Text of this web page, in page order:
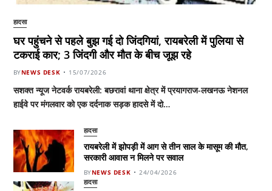
हादसा
घर पहुंचने से पहले बुझ गई दो जिंदगियां, रायबरेली में पुलिया से
टकराई कार; 3 जिंदगी और मौत के बीच जूझ रहे
BYNEWS DESK 15/07/2026
सशक्त न्यूज नेटवर्क रायबरेली: बछरावां थाना क्षेत्र में प्रयागराज-लखनऊ नेशनल
हाईवे पर मंगलवार को एक दर्दनाक सड़क हादसे में दो…
हादसा
रायबरेली में झोपड़ी में आग से तीन साल के मासूम की मौत,
सरकारी आवास न मिलने पर सवाल
BYNEWS DESK 24/04/2026
हादसा